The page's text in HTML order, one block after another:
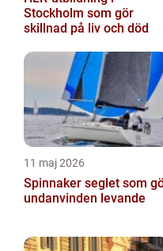
Stockholm som gör
skillnad på liv och död
11 maj 2026
Spinnaker seglet som gör
undanvinden levande